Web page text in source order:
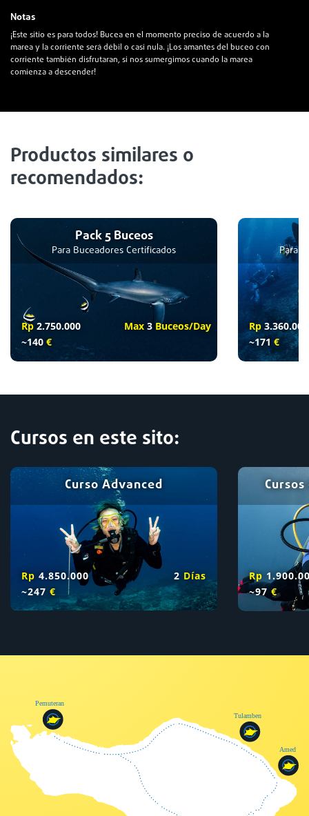
Notas
¡Este sitio es para todos! Bucea en el momento preciso de acuerdo a la
marea y la corriente será débil o casi nula. ¡Los amantes del buceo con
corriente también disfrutaran, si nos sumergimos cuando la marea
comienza a descender!
Productos similares o
recomendados:
Pack 5 Buceos
Para Buceadores Certificados
Rp 2.750.000
~140 €
Max 3Buceos/Day
Para
Rp 3.360.000
~171 €
Cursos en este sito:
Curso Advanced
Rp 4.850.000
~247 €
2 Días Rp
~97 €